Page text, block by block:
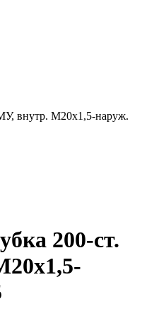
внутр. М20х1,5-наруж.
200-ст.